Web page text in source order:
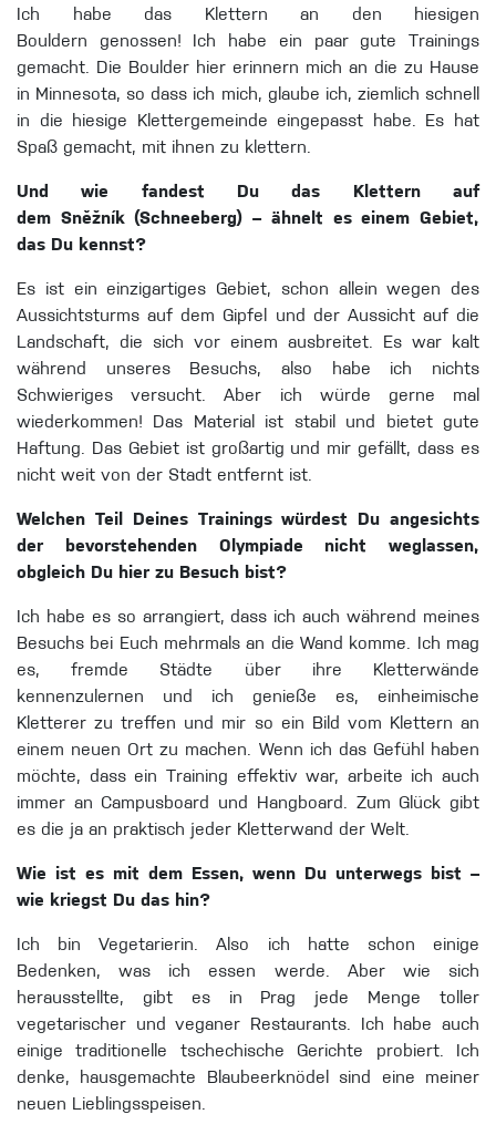
Ich habe das Klettern an den hiesigen
Bouldern genossen! Ich habe ein paar gute Trainings
gemacht. Die Boulder hier erinnern mich an die zu Hause
in Minnesota, so dass ich mich, glaube ich, ziemlich schnell
in die hiesige Klettergemeinde eingepasst habe. Es hat
Spaß gemacht, mit ihnen zu klettern.
Und wie fandest Du das Klettern auf
dem Sněžník (Schneeberg) – ähnelt es einem Gebiet,
das Du kennst?
Es ist ein einzigartiges Gebiet, schon allein wegen des
Aussichtsturms auf dem Gipfel und der Aussicht auf die
Landschaft, die sich vor einem ausbreitet. Es war kalt
während unseres Besuchs, also habe ich nichts
Schwieriges versucht. Aber ich würde gerne mal
wiederkommen! Das Material ist stabil und bietet gute
Haftung. Das Gebiet ist großartig und mir gefällt, dass es
nicht weit von der Stadt entfernt ist.
Welchen Teil Deines Trainings würdest Du angesichts
der bevorstehenden Olympiade nicht weglassen,
obgleich Du hier zu Besuch bist?
Ich habe es so arrangiert, dass ich auch während meines
Besuchs bei Euch mehrmals an die Wand komme. Ich mag
es, fremde Städte über ihre Kletterwände
kennenzulernen und ich genieße es, einheimische
Kletterer zu treffen und mir so ein Bild vom Klettern an
einem neuen Ort zu machen. Wenn ich das Gefühl haben
möchte, dass ein Training effektiv war, arbeite ich auch
immer an Campusboard und Hangboard. Zum Glück gibt
es die ja an praktisch jeder Kletterwand der Welt.
Wie ist es mit dem Essen, wenn Du unterwegs bist –
wie kriegst Du das hin?
Ich bin Vegetarierin. Also ich hatte schon einige
Bedenken, was ich essen werde. Aber wie sich
herausstellte, gibt es in Prag jede Menge toller
vegetarischer und veganer Restaurants. Ich habe auch
einige traditionelle tschechische Gerichte probiert. Ich
denke, hausgemachte Blaubeerknödel sind eine meiner
neuen Lieblingsspeisen.